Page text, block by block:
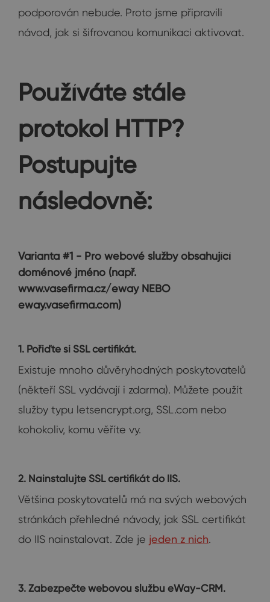
podporován nebude. Proto jsme připravili
návod, jak si šifrovanou komunikaci aktivovat.
Používáte stále
protokol HTTP?
Postupujte
následovně:
Varianta #1 - Pro webové služby obsahující
doménové jméno (např.
www.vasefirma.cz/eway NEBO
eway.vasefirma.com)
1. Pořiďte si SSL certifikát.
Existuje mnoho důvěryhodných poskytovatelů
(někteří SSL vydávají i zdarma). Můžete použít
služby typu letsencrypt.org, SSL.com nebo
kohokoliv, komu věříte vy.
2. Nainstalujte SSL certifikát do IIS.
Většina poskytovatelů má na svých webových
stránkách přehledné návody, jak SSL certifikát
do IIS nainstalovat. Zde je jeden z nich.
3. Zabezpečte webovou službu eWay-CRM.